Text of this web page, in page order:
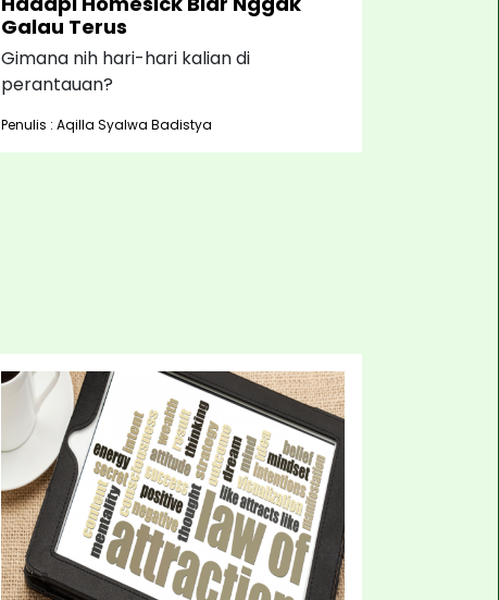
Galau Terus
Gimana nih hari-hari kalian di
perantauan?
Penulis : Aqilla Syalwa Badistya